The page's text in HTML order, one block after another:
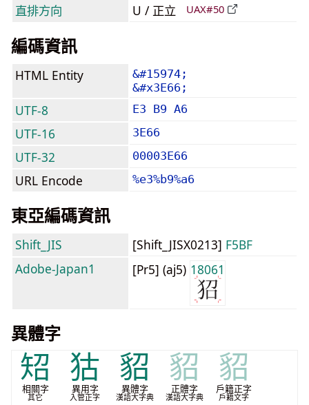
直排方向 U / 正立 UAX#50
編碼資訊
HTML Entity
&#15974;
&#x3E66;
UTF-8 E3 B9 A6
UTF-16 3E66
UTF-32 00003E66
URL Encode %e3%b9%a6
東亞編碼資訊
Shift_JIS [Shift_JISX0213] F5BF
Adobe-Japan1
[Pr5] (aj5) 18061
異體字
䂏
相關字
其它
狜
異用字
入管正字
貂
異體字
漢語大字典
貂
正體字
漢語大字典
貂
戶籍正字
戶籍文字